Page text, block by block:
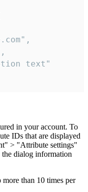
text"
in your account. To
IDs that are displayed
> "Attribute settings"
dialog information
than 10 times per